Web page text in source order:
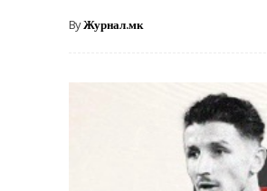
ByЖурнал.мк